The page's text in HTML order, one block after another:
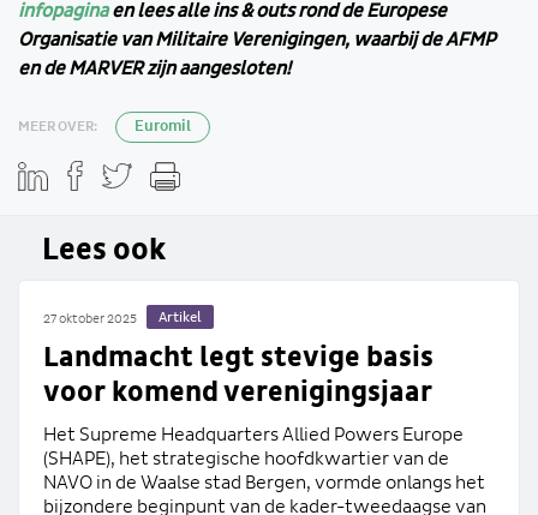
infopaginaen lees alle ins & outs rond de Europese
Organisatie van Militaire Verenigingen, waarbij de AFMP
en de MARVER zijn aangesloten!
MEER OVER: Euromil
Lees ook
27 oktober 2025 Artikel
Landmacht legt stevige basis
voor komend verenigingsjaar
Het Supreme Headquarters Allied Powers Europe
(SHAPE), het strategische hoofdkwartier van de
NAVO in de Waalse stad Bergen, vormde onlangs het
bijzondere beginpunt van de kader-tweedaagse van